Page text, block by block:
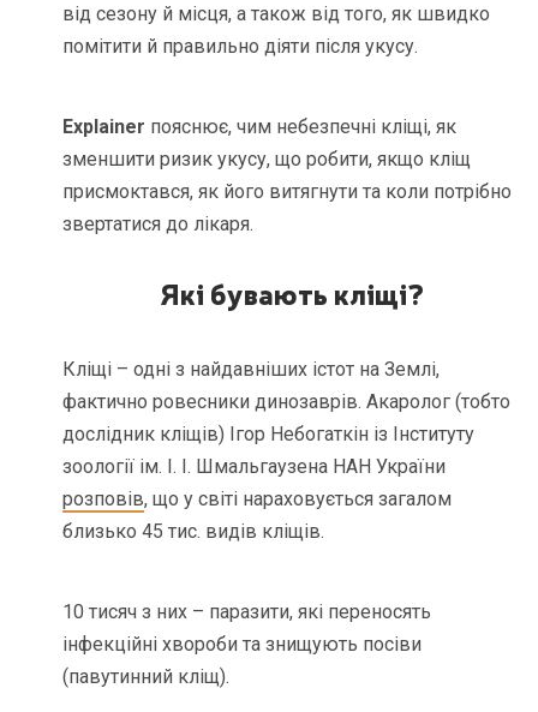
від сезону й місця, а також від того, як швидко
помітити й правильно діяти після укусу.
Explainer пояснює, чим небезпечні кліщі, як
зменшити ризик укусу, що робити, якщо кліщ
присмоктався, як його витягнути та коли потрібно
звертатися до лікаря.
Які бувають кліщі?
Кліщі – одні з найдавніших істот на Землі,
фактично ровесники динозаврів. Акаролог (тобто
дослідник кліщів) Ігор Небогаткін із Інституту
зоології ім. І. І. Шмальгаузена НАН України
розповів, що у світі нараховується загалом
близько 45 тис. видів кліщів.
10 тисяч з них – паразити, які переносять
інфекційні хвороби та знищують посіви
(павутинний кліщ).